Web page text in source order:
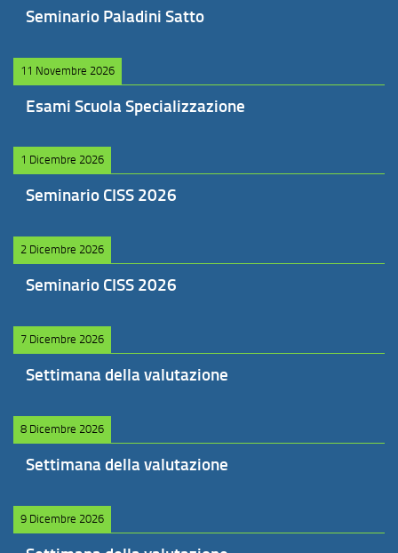
Seminario Paladini Satto
11 Novembre 2026
Esami Scuola Specializzazione
1 Dicembre 2026
Seminario CISS 2026
2 Dicembre 2026
Seminario CISS 2026
7 Dicembre 2026
Settimana della valutazione
8 Dicembre 2026
Settimana della valutazione
9 Dicembre 2026